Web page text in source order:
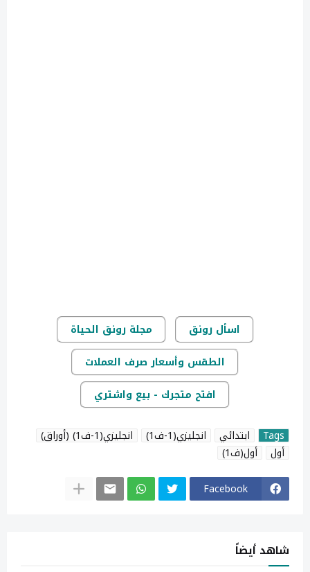
اسأل رونق
مجلة رونق الحياة
الطقس وأسعار صرف العملات
افتح متجرك - بيع واشتري
Tags ابتدائي انجليزي(1-ف1)
انجليزي(1-ف1) (أوراق)
أول
أول(ف1)
Facebook
شاهد أيضاً